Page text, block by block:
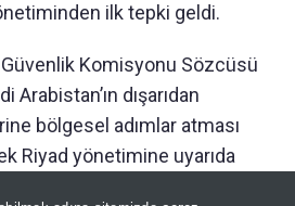
ilk tepki geldi.
Komisyonu Sözcüsü
Arabistan’ın dışarıdan
bölgesel adımlar atması
Riyad yönetimine uyarıda
Günün spor, gündem ve